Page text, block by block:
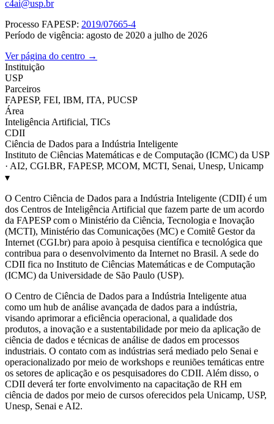
c4ai@usp.br
Processo FAPESP: 2019/07665-4
Período de vigência: agosto de 2020 a julho de 2026
Ver página do centro →
Instituição
USP
Parceiros
FAPESP, FEI, IBM, ITA, PUCSP
Área
Inteligência Artificial, TICs
CDII
Ciência de Dados para a Indústria Inteligente
Instituto de Ciências Matemáticas e de Computação (ICMC) da USP
· AI2, CGI.BR, FAPESP, MCOM, MCTI, Senai, Unesp, Unicamp
▾
O Centro Ciência de Dados para a Indústria Inteligente (CDII) é um
dos Centros de Inteligência Artificial que fazem parte de um acordo
da FAPESP com o Ministério da Ciência, Tecnologia e Inovação
(MCTI), Ministério das Comunicações (MC) e Comitê Gestor da
Internet (CGI.br) para apoio à pesquisa científica e tecnológica que
contribua para o desenvolvimento da Internet no Brasil. A sede do
CDII fica no Instituto de Ciências Matemáticas e de Computação
(ICMC) da Universidade de São Paulo (USP).
O Centro de Ciência de Dados para a Indústria Inteligente atua
como um hub de análise avançada de dados para a indústria,
visando aprimorar a eficiência operacional, a qualidade dos
produtos, a inovação e a sustentabilidade por meio da aplicação de
ciência de dados e técnicas de análise de dados em processos
industriais. O contato com as indústrias será mediado pelo Senai e
operacionalizado por meio de workshops e reuniões temáticas entre
os setores de aplicação e os pesquisadores do CDII. Além disso, o
CDII deverá ter forte envolvimento na capacitação de RH em
ciência de dados por meio de cursos oferecidos pela Unicamp, USP,
Unesp, Senai e AI2.